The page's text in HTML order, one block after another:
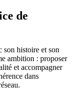
de
son histoire et son
ambition : proposer
et accompagner
dans